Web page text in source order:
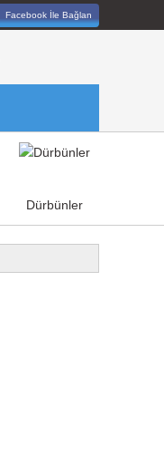
Facebook İle Bağlan
Dürbünler